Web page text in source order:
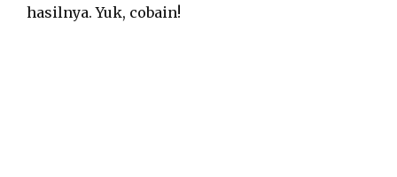
hasilnya. Yuk, cobain!